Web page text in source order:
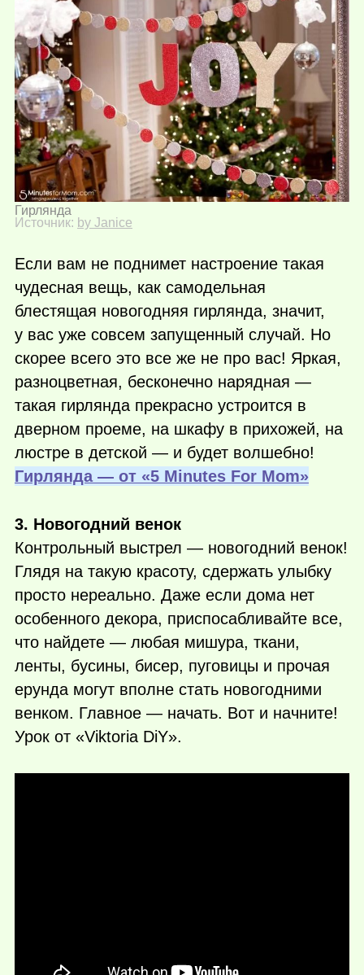
Гирлянда
Источник: by Janice
Если вам не поднимет настроение такая
чудесная вещь, как самодельная
блестящая новогодняя гирлянда, значит,
у вас уже совсем запущенный случай. Но
скорее всего это все же не про вас! Яркая,
разноцветная, бесконечно нарядная —
такая гирлянда прекрасно устроится в
дверном проеме, на шкафу в прихожей, на
люстре в детской — и будет волшебно!
Гирлянда — от «5 Minutes For Mom»
3. Новогодний венок
Контрольный выстрел — новогодний венок!
Глядя на такую красоту, сдержать улыбку
просто нереально. Даже если дома нет
особенного декора, приспосабливайте все,
что найдете — любая мишура, ткани,
ленты, бусины, бисер, пуговицы и прочая
ерунда могут вполне стать новогодними
венком. Главное — начать. Вот и начните!
Урок от «Viktoria DiY».